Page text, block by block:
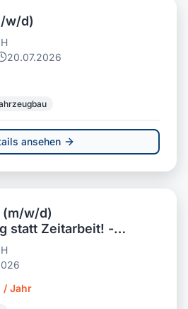
w/d)
20.07.2026
ansehen
(m/w/d)
statt Zeitarbeit! -
/ Jahr